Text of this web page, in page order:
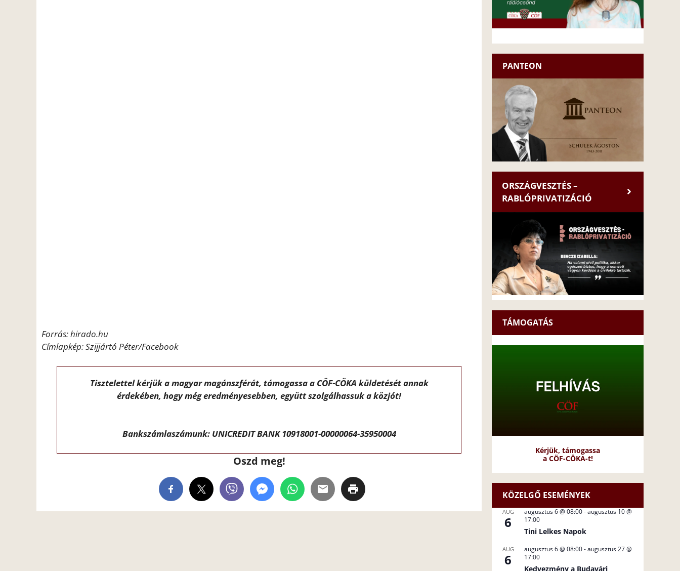
Forrás: hirado.hu
Címlapkép: Szijjártó Péter/Facebook
Tisztelettel kérjük a magyar magánszférát, támogassa a CÖF-CÖKA küldetését annak
érdekében, hogy még eredményesebben, együtt szolgálhassuk a közjót!
Bankszámlaszámunk: UNICREDIT BANK 10918001-00000064-35950004
Oszd meg!
PANTEON
ORSZÁGVESZTÉS –
RABLÓPRIVATIZÁCIÓ
TÁMOGATÁS
Kérjük, támogassa
a CÖF-CÖKA-t!
KÖZELGŐ ESEMÉNYEK
AUG
6
augusztus 6 @ 08:00-augusztus 10 @
17:00
Tini Lelkes Napok
AUG
6
augusztus 6 @ 08:00-augusztus 27 @
17:00
Kedvezmény a Budavári